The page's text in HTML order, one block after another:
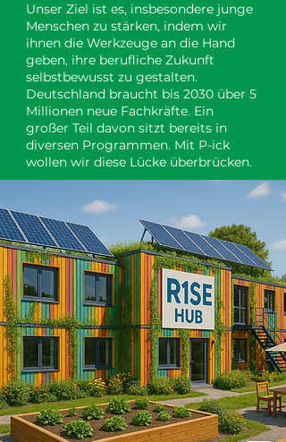
Unser Ziel ist es, insbesondere junge
Menschen zu stärken, indem wir
ihnen die Werkzeuge an die Hand
geben, ihre berufliche Zukunft
selbstbewusst zu gestalten.
Deutschland braucht bis 2030 über 5
Millionen neue Fachkräfte. Ein
großer Teil davon sitzt bereits in
diversen Programmen. Mit P-ick
wollen wir diese Lücke überbrücken.